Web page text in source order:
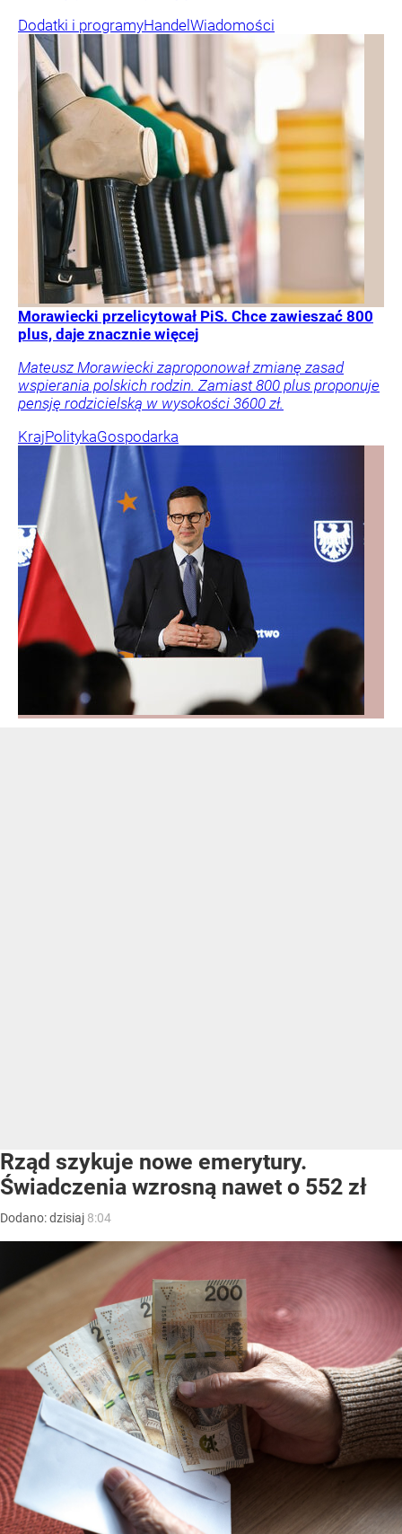
Dodatki i programyHandelWiadomości
Morawiecki przelicytował PiS. Chce zawieszać 800
plus, daje znacznie więcej
Mateusz Morawiecki zaproponował zmianę zasad
wspierania polskich rodzin. Zamiast 800 plus proponuje
pensję rodzicielską w wysokości 3600 zł.
KrajPolitykaGospodarka
Rząd szykuje nowe emerytury.
Świadczenia wzrosną nawet o 552 zł
Dodano:dzisiaj 8:04